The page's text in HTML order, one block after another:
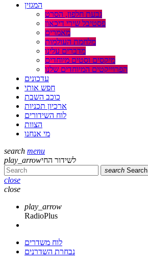
המגזין
גבעת חלפון, הסרט
פסטיבל שירי דיכאון
מאמרים
מלחמת העולמות
מדברים עלינו
מיקסים וסטים מיוחדים
הפרוייקטים המיוחדים שלנו
עדכונים
חפש אותי
כוכב השבת
ארכיון תכניות
לוח השידורים
הצוות
מי אנחנו
search menu
play_arrowלשידור החי
search Search
close
close
play_arrow
RadioPlus
לוח משדרים
נבחרת השדרנים